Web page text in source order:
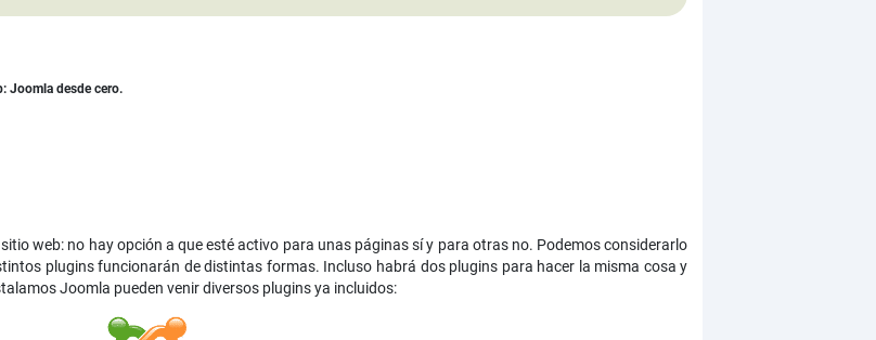
Joomla desde cero.
web: no hay opción a que esté activo para unas páginas sí y para otras no. Podemos considerarlo
plugins funcionarán de distintas formas. Incluso habrá dos plugins para hacer la misma cosa y
Joomla pueden venir diversos plugins ya incluidos: